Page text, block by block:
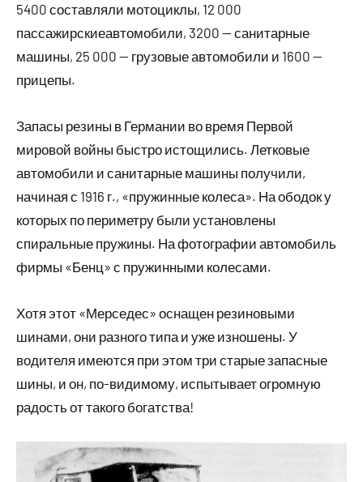
5400 составляли мотоциклы, 12 000
пассажирскиеавтомобили, 3200 — санитарные
машины, 25 000 — грузовые автомобили и 1600 —
прицепы.
Запасы резины в Германии во время Первой
мировой войны быстро истощились. Летковые
автомобили и санитарные машины получили,
начиная с 1916 г., «пружинные колеса». На ободок у
которых по периметру были установлены
спиральные пружины. На фотографии автомобиль
фирмы «Бенц» с пружинными колесами.
Хотя этот «Мерседес» оснащен резиновыми
шинами, они разного типа и уже изношены. У
водителя имеются при этом три старые запасные
шины, и он, по-видимому, испытывает огромную
радость от такого богатства!